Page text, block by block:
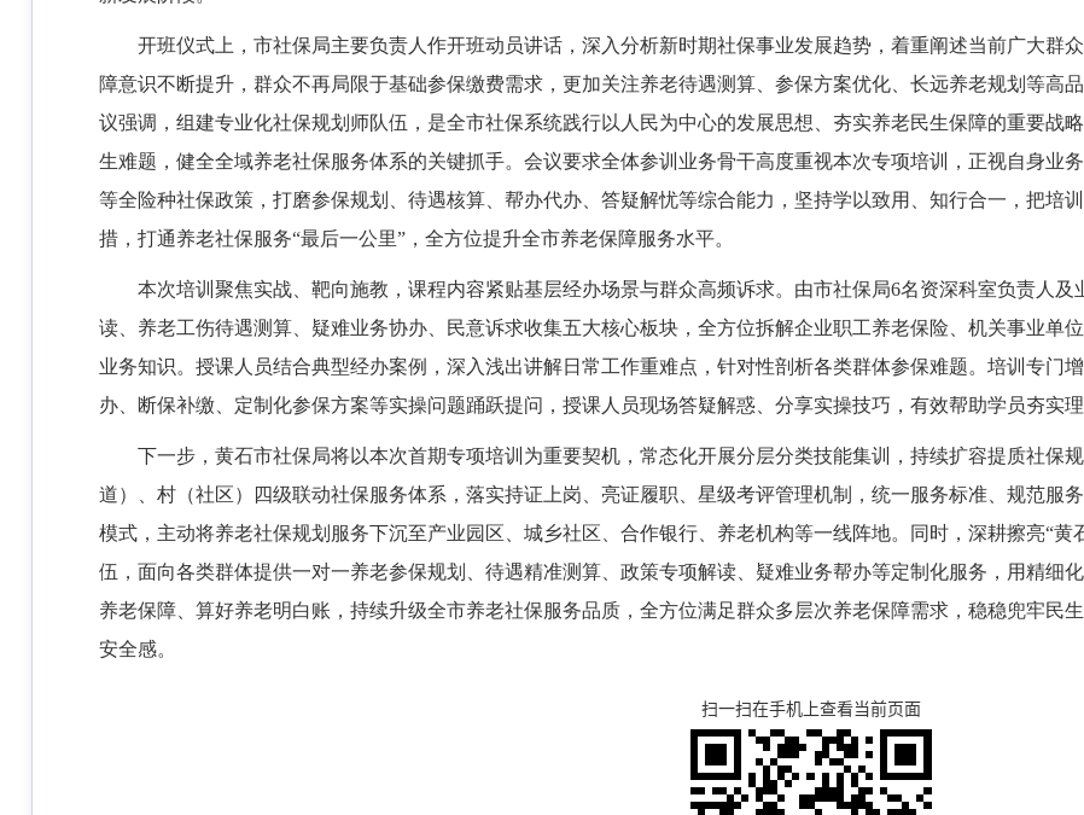
开班仪式上，市社保局主要负责人作开班动员讲话，深入分析新时期社保事业发展趋势，着重阐述当前广大群
障意识不断提升，群众不再局限于基础参保缴费需求，更加关注养老待遇测算、参保方案优化、长远养老规划等高
议强调，组建专业化社保规划师队伍，是全市社保系统践行以人民为中心的发展思想、夯实养老民生保障的重要战
生难题，健全全域养老社保服务体系的关键抓手。会议要求全体参训业务骨干高度重视本次专项培训，正视自身业
等全险种社保政策，打磨参保规划、待遇核算、帮办代办、答疑解忧等综合能力，坚持学以致用、知行合一，把培
措，打通养老社保服务“最后一公里”，全方位提升全市养老保障服务水平。
本次培训聚焦实战、靶向施教，课程内容紧贴基层经办场景与群众高频诉求。由市社保局6名资深科室负责人及
读、养老工伤待遇测算、疑难业务协办、民意诉求收集五大核心板块，全方位拆解企业职工养老保险、机关事业单
业务知识。授课人员结合典型经办案例，深入浅出讲解日常工作重难点，针对性剖析各类群体参保难题。培训专门
办、断保补缴、定制化参保方案等实操问题踊跃提问，授课人员现场答疑解惑、分享实操技巧，有效帮助学员夯实
下一步，黄石市社保局将以本次首期专项培训为重要契机，常态化开展分层分类技能集训，持续扩容提质社保
道）、村（社区）四级联动社保服务体系，落实持证上岗、亮证履职、星级考评管理机制，统一服务标准、规范服
模式，主动将养老社保规划服务下沉至产业园区、城乡社区、合作银行、养老机构等一线阵地。同时，深耕擦亮“黄
伍，面向各类群体提供一对一养老参保规划、待遇精准测算、政策专项解读、疑难业务帮办等定制化服务，用精细
养老保障、算好养老明白账，持续升级全市养老社保服务品质，全方位满足群众多层次养老保障需求，稳稳兜牢民
安全感。
扫一扫在手机上查看当前页面